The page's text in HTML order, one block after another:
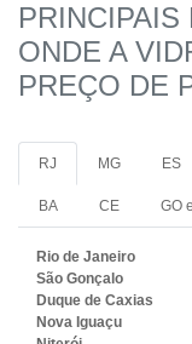
ONDE A
PREÇO DE
RJ MG ES
BA CE GO
Rio de Janeiro
São Gonçalo
Duque de Caxias
Nova Iguaçu